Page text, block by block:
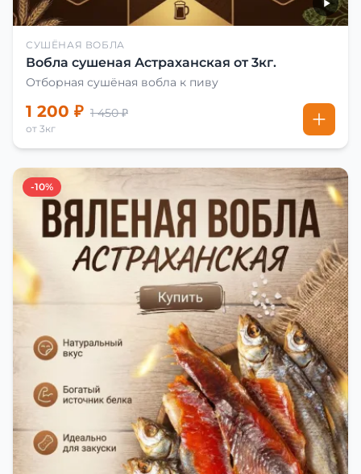
СУШЁНАЯ ВОБЛА
Вобла сушеная Астраханская от 3кг.
Отборная сушёная вобла к пиву
1 200 ₽ 1 450 ₽
от 3кг
-10%